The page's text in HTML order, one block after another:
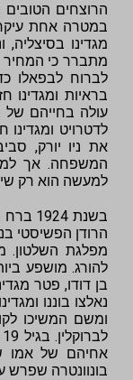
במטרה אחת
מגדינו
מתברר כי המחיר
לברוח לבפאלו
בראיות ומגדינו
עולה בחייהם של
לדטרויט
המשפחה. אך
למעשה הוא רק
הרודן הפשיסטי
מפלגת השלטון.
להורג. מושפע
בן דודו, פטר
נאלצו בוננו
ומשם המשיכו
אחיהם של אמו
בונוונטרה שפרש